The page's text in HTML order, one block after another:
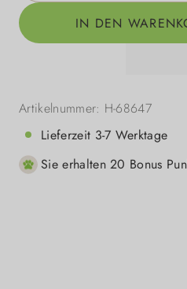
IN DEN
Artikelnummer: H-68647
Lieferzeit 3-7 Werktage
Sie erhalten 20 Bonus